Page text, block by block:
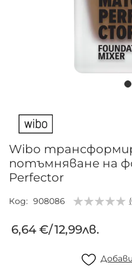
към
началото
галерия
със
снимки
Wibo
потъмняване на
Perfector
Код 908086
6,64 €/12,99лв.